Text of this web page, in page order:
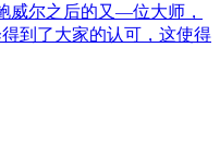
威尔之后的又—位大师，
到了大家的认可，这使得